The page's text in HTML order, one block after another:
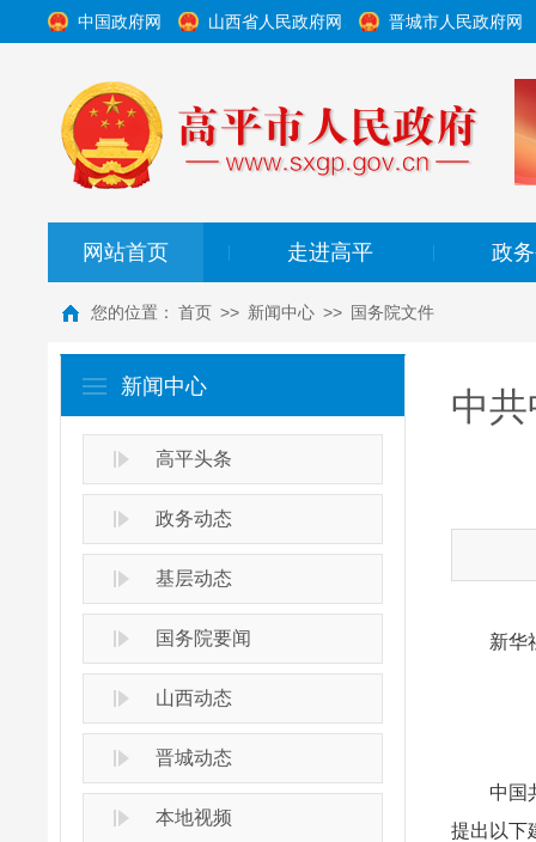
中国政府网 山西省人民政府网 晋城市人民政府网
网站首页 走进高平 政
您的位置： 首页 >> 新闻中心 >> 国务院文件
新闻中心
高平头条
政务动态
基层动态
国务院要闻
山西动态
晋城动态
本地视频
中
新华
中国
提出以下